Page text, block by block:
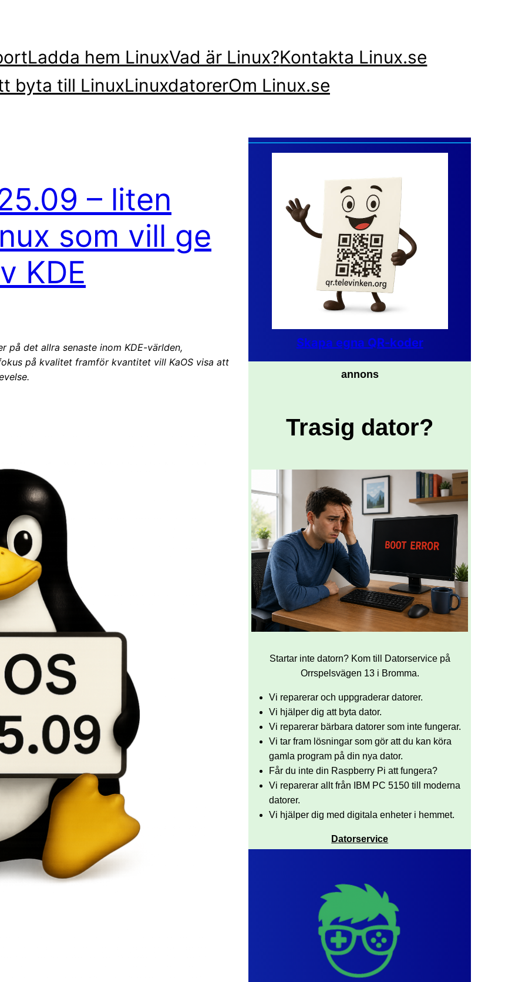
Ladda hem LinuxVad är Linux?Kontakta Linux.se
byta till LinuxLinuxdatorerOm Linux.se
– liten
som vill ge
KDE
på det allra senaste inom KDE-världen,
på kvalitet framför kvantitet vill KaOS visa att
Skapa egna QR-koder
annons
Trasig dator?
Startar inte datorn? Kom till Datorservice på
Orrspelsvägen 13 i Bromma.
Vi reparerar och uppgraderar datorer.
Vi hjälper dig att byta dator.
Vi reparerar bärbara datorer som inte fungerar.
Vi tar fram lösningar som gör att du kan köra
gamla program på din nya dator.
Får du inte din Raspberry Pi att fungera?
Vi reparerar allt från IBM PC 5150 till moderna
datorer.
Vi hjälper dig med digitala enheter i hemmet.
Datorservice